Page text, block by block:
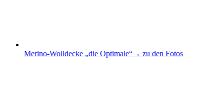
Merino-Wolldecke „die Optimale“→ zu den Fotos